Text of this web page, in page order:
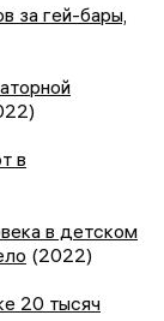
за гей-бары,
в
в детском
(2022)
20 тысяч